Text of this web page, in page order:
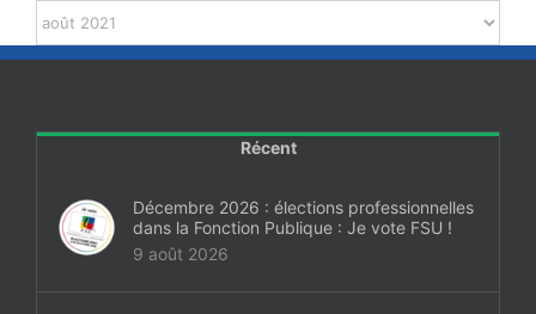
Archives
Récent
Décembre 2026 : élections professionnelles
dans la Fonction Publique : Je vote FSU !
9 août 2026